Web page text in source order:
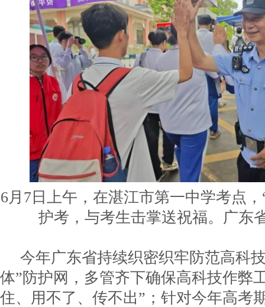
6月7日上午，在湛江市第一中学考点，
护考，与考生击掌送祝福。广东
今年广东省持续织密织牢防范高科
体”防护网，多管齐下确保高科技作弊
住、用不了、传不出”；针对今年高考